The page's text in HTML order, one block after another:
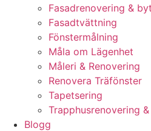
Fasadrenovering &
Fasadtvättning
Fönstermålning
Måla om Lägenhet
Måleri & Renovering
Renovera Träfönster
Tapetsering
Trapphusrenovering
Blogg